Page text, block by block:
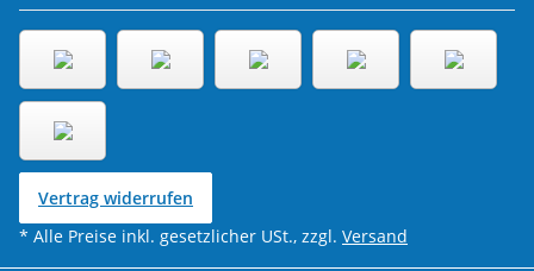
Vertrag widerrufen
* Alle Preise inkl. gesetzlicher USt., zzgl. Versand